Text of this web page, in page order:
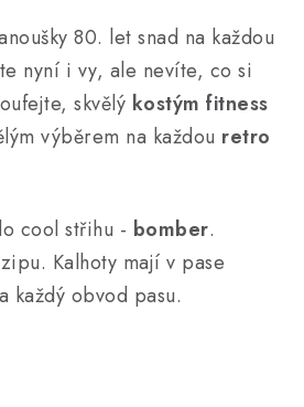
80. let snad na každou
nyní i vy, ale nevíte, co si
skvělý kostým fitness
výběrem na každou retro
cool střihu - bomber.
Kalhoty mají v pase
každý obvod pasu.